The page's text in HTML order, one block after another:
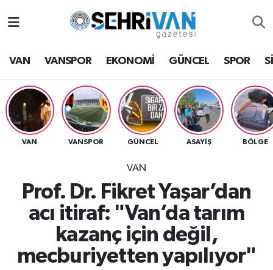
VAN VANSPOR EKONOMİ GÜNCEL SPOR
VAN VANSPOR GÜNCEL ASAYİŞ BÖLGE
VAN
Prof. Dr. Fikret Yaşar’dan
acı itiraf: "Van’da tarım
kazanç için değil,
mecburiyetten yapılıyor"
Van Hava Durumu
VAN Namaz Vakitleri
Van Trafik Yoğunluk Haritası
Süper Lig Puan Durumu ve Fikstür
Tüm Manşetler
Son Dakika Haberleri
Haber Arşivi